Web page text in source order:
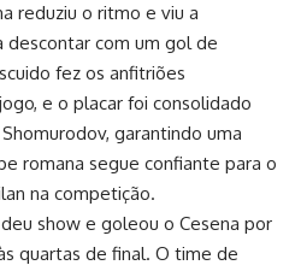
reduziu o ritmo e viu a
descontar com um gol de
fez os anfitriões
e o placar foi consolidado
garantindo uma
romana segue confiante para o
na competição.
show e goleou o Cesena por
quartas de final. O time de